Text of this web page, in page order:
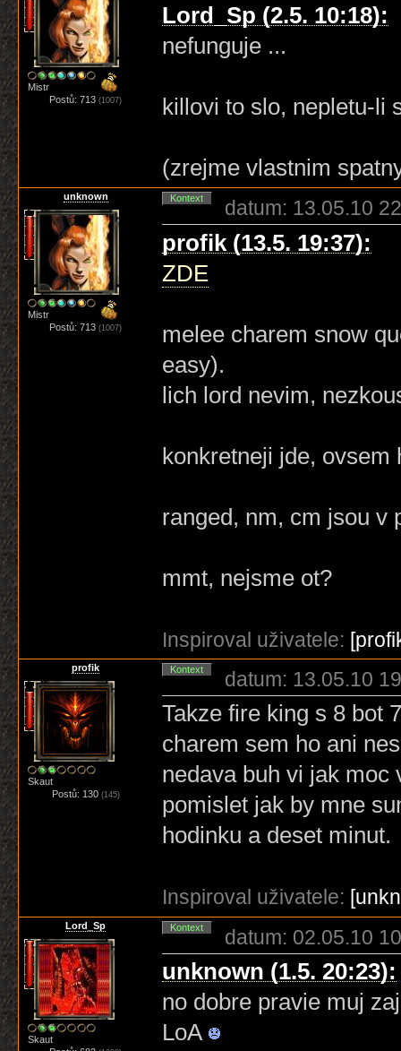
Mistr
Postů: 713(1007)
Lord_Sp (2.5. 10:18):
nefunguje ...
killovi to slo, nepletu-li
(zrejme vlastnim
unknown
Mistr
Postů: 713(1007)
Kontext datum: 13.05.10
profik (13.5. 19:37):
ZDE
melee charem snow
easy).
lich lord nevim,
konkretneji jde, ovsem
ranged, nm, cm jsou v
mmt, nejsme ot?
Inspiroval uživatele:
profik
Skaut
Postů: 130 (145)
Kontext datum: 13.05.10
Takze fire king s 8 bot
charem sem ho ani
nedava buh vi jak moc
pomislet jak by mne
hodinku a deset minut.
Inspiroval uživatele:
Lord_Sp
Skaut
Kontext datum: 02.05.10
unknown (1.5. 20:23):
no dobre pravie muj
LoA